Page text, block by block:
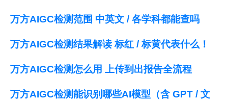
万方AIGC检测范围 中英文 / 各学科都能查吗
万方AIGC检测结果解读 标红 / 标黄代表什么！
万方AIGC检测怎么用 上传到出报告全流程
万方AIGC检测能识别哪些AI模型（含 GPT / 文